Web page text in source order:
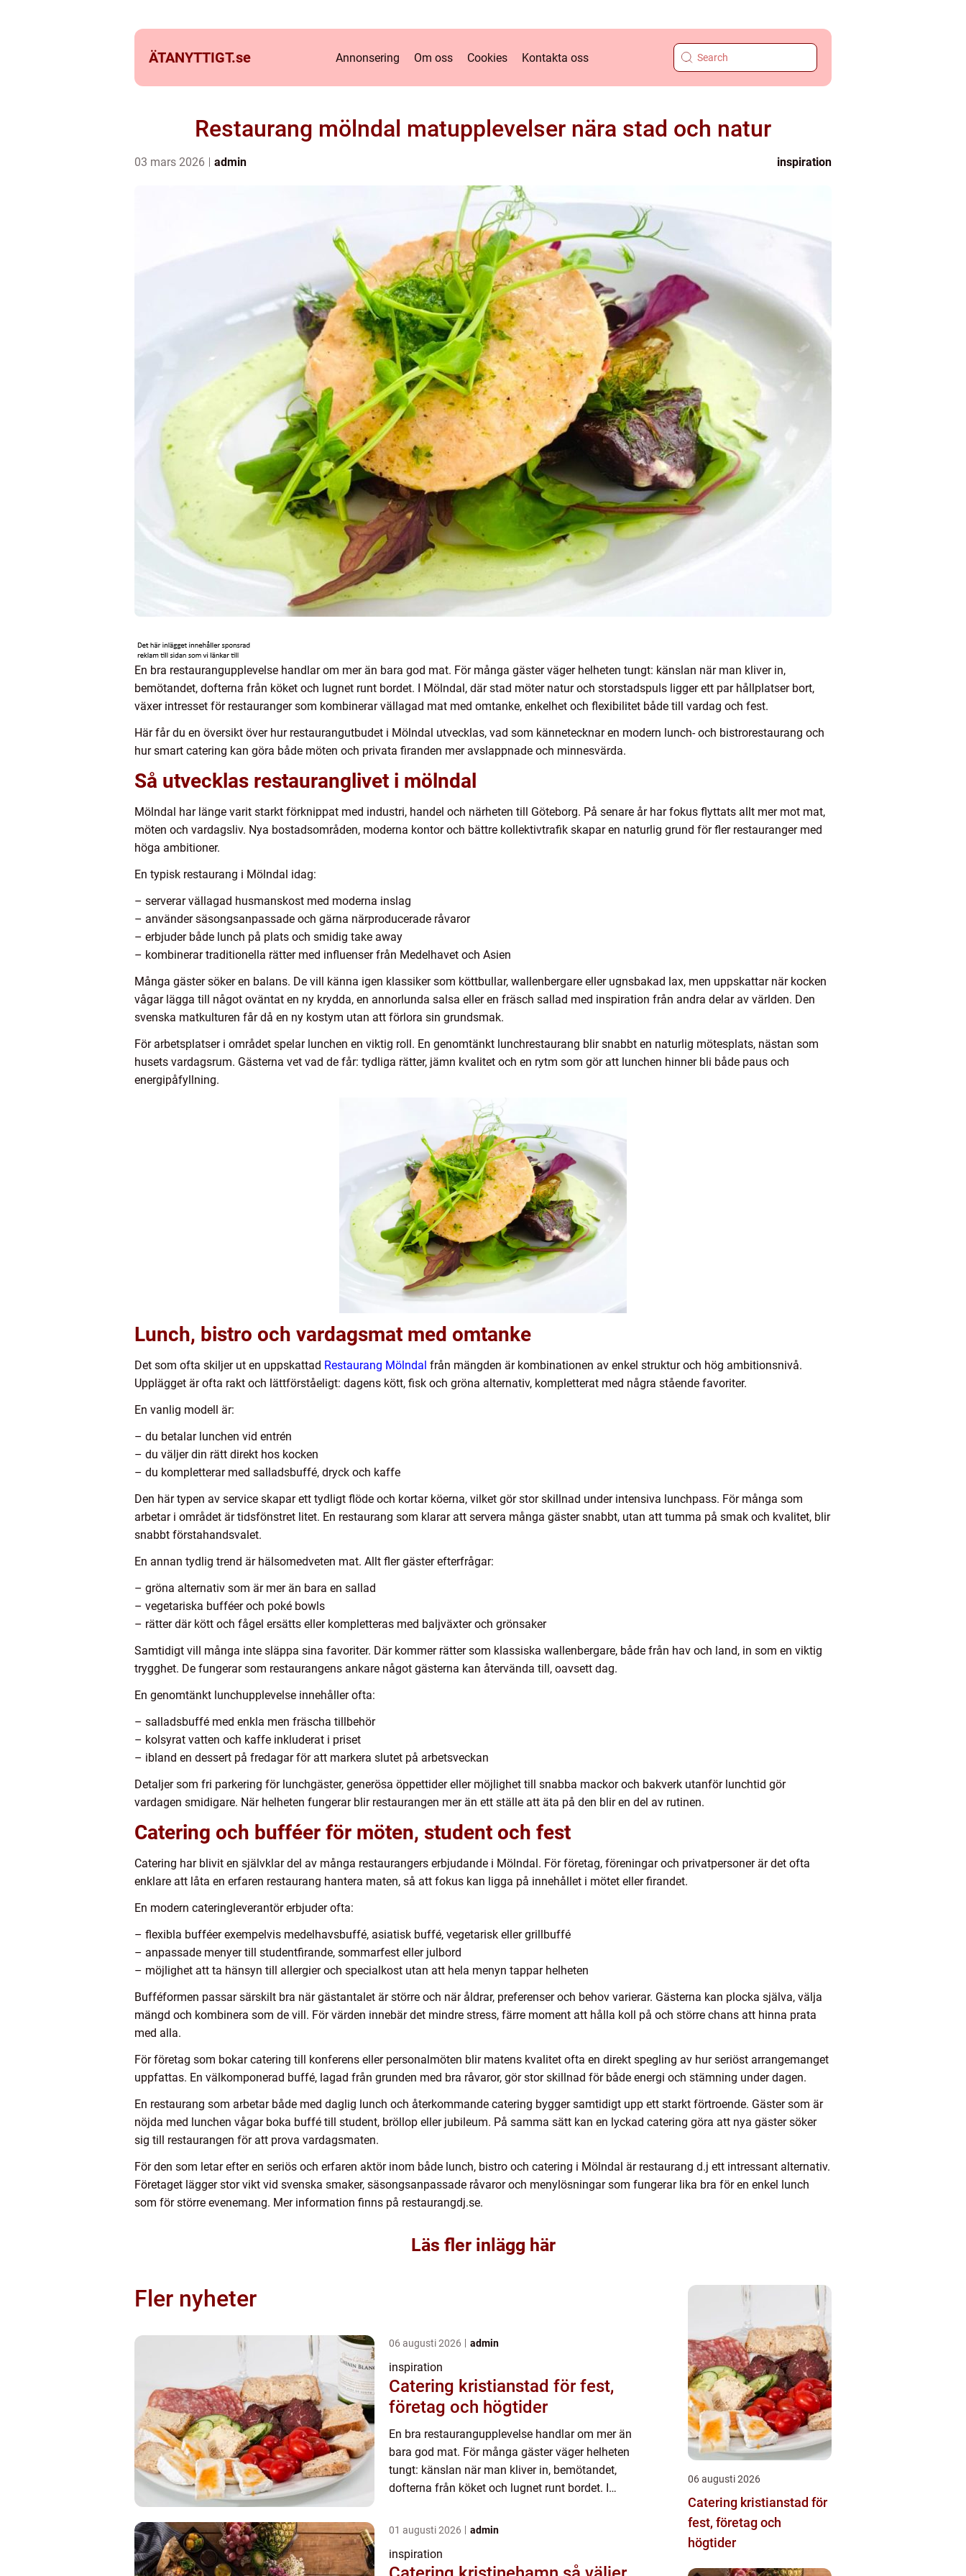
ÄTANYTTIGT.se Annonsering Om oss Cookies Kontakta oss
Restaurang mölndal matupplevelser nära stad och natur
03 mars 2026 admin inspiration
En bra restaurangupplevelse handlar om mer än bara god mat. För många gäster väger helheten tungt: känslan när man kliver in,
bemötandet, dofterna från köket och lugnet runt bordet. I Mölndal, där stad möter natur och storstadspuls ligger ett par hållplatser bort,
växer intresset för restauranger som kombinerar vällagad mat med omtanke, enkelhet och flexibilitet både till vardag och fest.
Här får du en översikt över hur restaurangutbudet i Mölndal utvecklas, vad som kännetecknar en modern lunch- och bistrorestaurang och
hur smart catering kan göra både möten och privata firanden mer avslappnade och minnesvärda.
Så utvecklas restauranglivet i mölndal
Mölndal har länge varit starkt förknippat med industri, handel och närheten till Göteborg. På senare år har fokus flyttats allt mer mot mat,
möten och vardagsliv. Nya bostadsområden, moderna kontor och bättre kollektivtrafik skapar en naturlig grund för fler restauranger med
höga ambitioner.
En typisk restaurang i Mölndal idag:
– serverar vällagad husmanskost med moderna inslag
– använder säsongsanpassade och gärna närproducerade råvaror
– erbjuder både lunch på plats och smidig take away
– kombinerar traditionella rätter med influenser från Medelhavet och Asien
Många gäster söker en balans. De vill känna igen klassiker som köttbullar, wallenbergare eller ugnsbakad lax, men uppskattar när kocken
vågar lägga till något oväntat en ny krydda, en annorlunda salsa eller en fräsch sallad med inspiration från andra delar av världen. Den
svenska matkulturen får då en ny kostym utan att förlora sin grundsmak.
För arbetsplatser i området spelar lunchen en viktig roll. En genomtänkt lunchrestaurang blir snabbt en naturlig mötesplats, nästan som
husets vardagsrum. Gästerna vet vad de får: tydliga rätter, jämn kvalitet och en rytm som gör att lunchen hinner bli både paus och
energipåfyllning.
Lunch, bistro och vardagsmat med omtanke
Det som ofta skiljer ut en uppskattad Restaurang Mölndal från mängden är kombinationen av enkel struktur och hög ambitionsnivå.
Upplägget är ofta rakt och lättförståeligt: dagens kött, fisk och gröna alternativ, kompletterat med några stående favoriter.
En vanlig modell är:
– du betalar lunchen vid entrén
– du väljer din rätt direkt hos kocken
– du kompletterar med salladsbuffé, dryck och kaffe
Den här typen av service skapar ett tydligt flöde och kortar köerna, vilket gör stor skillnad under intensiva lunchpass. För många som
arbetar i området är tidsfönstret litet. En restaurang som klarar att servera många gäster snabbt, utan att tumma på smak och kvalitet, blir
snabbt förstahandsvalet.
En annan tydlig trend är hälsomedveten mat. Allt fler gäster efterfrågar:
– gröna alternativ som är mer än bara en sallad
– vegetariska bufféer och poké bowls
– rätter där kött och fågel ersätts eller kompletteras med baljväxter och grönsaker
Samtidigt vill många inte släppa sina favoriter. Där kommer rätter som klassiska wallenbergare, både från hav och land, in som en viktig
trygghet. De fungerar som restaurangens ankare något gästerna kan återvända till, oavsett dag.
En genomtänkt lunchupplevelse innehåller ofta:
– salladsbuffé med enkla men fräscha tillbehör
– kolsyrat vatten och kaffe inkluderat i priset
– ibland en dessert på fredagar för att markera slutet på arbetsveckan
Detaljer som fri parkering för lunchgäster, generösa öppettider eller möjlighet till snabba mackor och bakverk utanför lunchtid gör
vardagen smidigare. När helheten fungerar blir restaurangen mer än ett ställe att äta på den blir en del av rutinen.
Catering och bufféer för möten, student och fest
Catering har blivit en självklar del av många restaurangers erbjudande i Mölndal. För företag, föreningar och privatpersoner är det ofta
enklare att låta en erfaren restaurang hantera maten, så att fokus kan ligga på innehållet i mötet eller firandet.
En modern cateringleverantör erbjuder ofta:
– flexibla bufféer exempelvis medelhavsbuffé, asiatisk buffé, vegetarisk eller grillbuffé
– anpassade menyer till studentfirande, sommarfest eller julbord
– möjlighet att ta hänsyn till allergier och specialkost utan att hela menyn tappar helheten
Bufféformen passar särskilt bra när gästantalet är större och när åldrar, preferenser och behov varierar. Gästerna kan plocka själva, välja
mängd och kombinera som de vill. För värden innebär det mindre stress, färre moment att hålla koll på och större chans att hinna prata
med alla.
För företag som bokar catering till konferens eller personalmöten blir matens kvalitet ofta en direkt spegling av hur seriöst arrangemanget
uppfattas. En välkomponerad buffé, lagad från grunden med bra råvaror, gör stor skillnad för både energi och stämning under dagen.
En restaurang som arbetar både med daglig lunch och återkommande catering bygger samtidigt upp ett starkt förtroende. Gäster som är
nöjda med lunchen vågar boka buffé till student, bröllop eller jubileum. På samma sätt kan en lyckad catering göra att nya gäster söker
sig till restaurangen för att prova vardagsmaten.
För den som letar efter en seriös och erfaren aktör inom både lunch, bistro och catering i Mölndal är restaurang d.j ett intressant alternativ.
Företaget lägger stor vikt vid svenska smaker, säsongsanpassade råvaror och menylösningar som fungerar lika bra för en enkel lunch
som för större evenemang. Mer information finns på restaurangdj.se.
Läs fler inlägg här
Fler nyheter
06 augusti 2026 admin
inspiration
Catering kristianstad för fest,
företag och högtider
En bra restaurangupplevelse handlar om mer än
bara god mat. För många gäster väger helheten
tungt: känslan när man kliver in, bemötandet,
dofterna från köket och lugnet runt bordet. I
ligger ett par hål...
01 augusti 2026 admin
inspiration
06 augusti 2026
Catering kristianstad för
fest, företag och
högtider